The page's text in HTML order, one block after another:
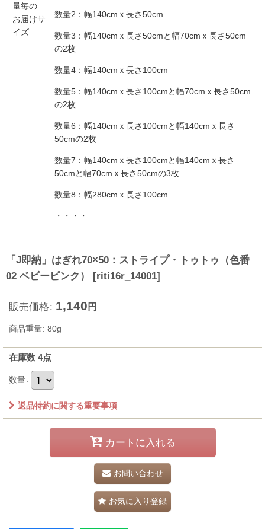
量毎の
お届けサ
イズ
数量2：幅140cmｘ長さ50cm
数量3：幅140cmｘ長さ50cmと幅70cmｘ長さ50cm
の2枚
数量4：幅140cmｘ長さ100cm
数量5：幅140cmｘ長さ100cmと幅70cmｘ長さ50cm
の2枚
数量6：幅140cmｘ長さ100cmと幅140cmｘ長さ
50cmの2枚
数量7：幅140cmｘ長さ100cmと幅140cmｘ長さ
50cmと幅70cmｘ長さ50cmの3枚
数量8：幅280cmｘ長さ100cm
・・・・
「J即納」はぎれ70×50：ストライプ・トゥトゥ（色番
02 ベビーピンク）
[riti16r_14001]
販売価格: 1,140 円
商品重量: 80g
在庫数 4点
数量:
返品特約に関する重要事項
カートに入れる
お問い合わせ
お気に入り登録